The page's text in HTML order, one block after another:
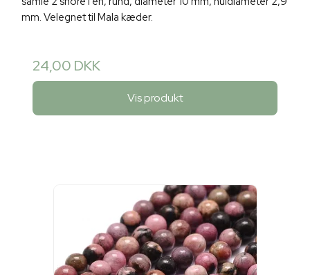
mm. Velegnet til Mala kæder.
24,00 DKK
Vis produkt